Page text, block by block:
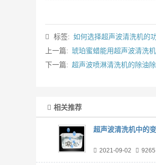
标签: 如何选择超声波清洗机的
上一篇: 琥珀蜜蜡能用超声波清洗
下一篇: 超声波喷淋清洗机的除油
相关推荐
超声波清洗机中的
2021-09-02 9265